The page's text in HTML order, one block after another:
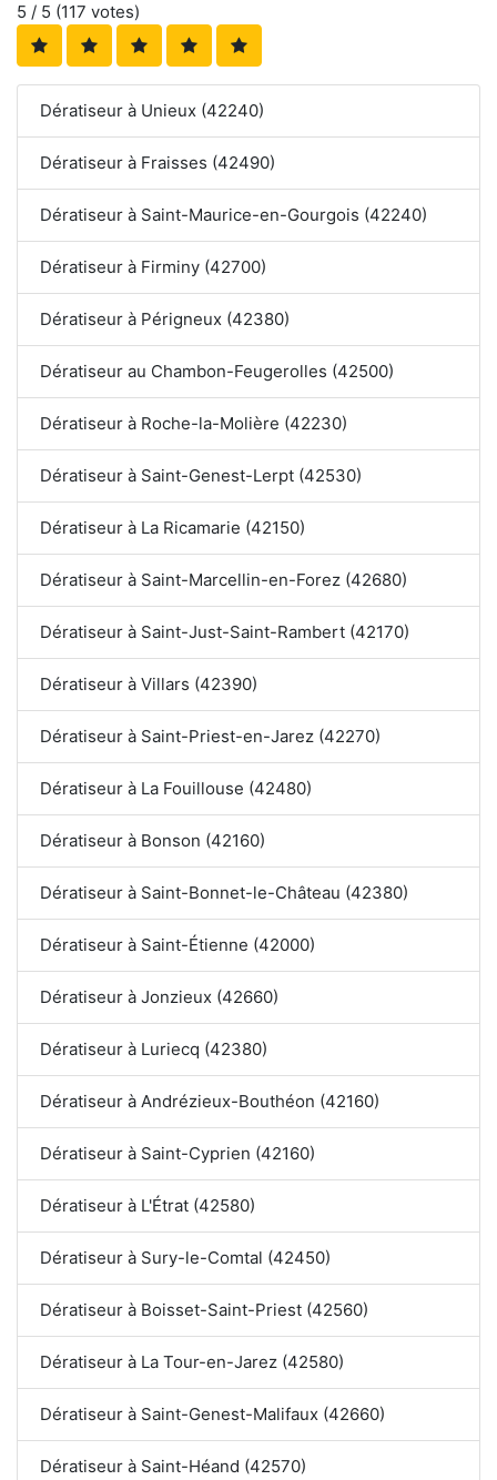
5 / 5 (117 votes)
Dératiseur à Unieux (42240)
Dératiseur à Fraisses (42490)
Dératiseur à Saint-Maurice-en-Gourgois (42240)
Dératiseur à Firminy (42700)
Dératiseur à Périgneux (42380)
Dératiseur au Chambon-Feugerolles (42500)
Dératiseur à Roche-la-Molière (42230)
Dératiseur à Saint-Genest-Lerpt (42530)
Dératiseur à La Ricamarie (42150)
Dératiseur à Saint-Marcellin-en-Forez (42680)
Dératiseur à Saint-Just-Saint-Rambert (42170)
Dératiseur à Villars (42390)
Dératiseur à Saint-Priest-en-Jarez (42270)
Dératiseur à La Fouillouse (42480)
Dératiseur à Bonson (42160)
Dératiseur à Saint-Bonnet-le-Château (42380)
Dératiseur à Saint-Étienne (42000)
Dératiseur à Jonzieux (42660)
Dératiseur à Luriecq (42380)
Dératiseur à Andrézieux-Bouthéon (42160)
Dératiseur à Saint-Cyprien (42160)
Dératiseur à L'Étrat (42580)
Dératiseur à Sury-le-Comtal (42450)
Dératiseur à Boisset-Saint-Priest (42560)
Dératiseur à La Tour-en-Jarez (42580)
Dératiseur à Saint-Genest-Malifaux (42660)
Dératiseur à Saint-Héand (42570)